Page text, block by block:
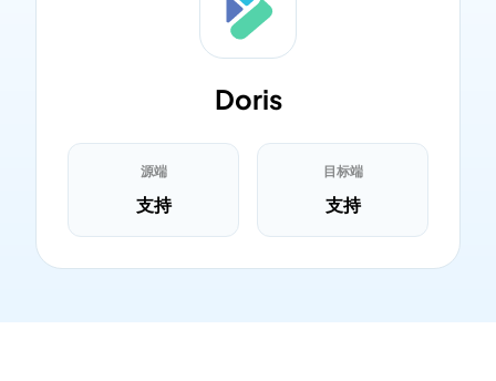
Doris
源端
支持
目标端
支持